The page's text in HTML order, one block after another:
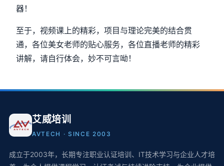
器！
至于，视频课上的精彩，项目与理论完美的结合贯
通，各位美女老师的贴心服务，各位直播老师的精彩
讲解，请自行体会，妙不可言呦！
艾威培训
AVTECH · SINCE 2003
成立于2003年，长期专注职业认证培训、IT技术学习与企业人才培